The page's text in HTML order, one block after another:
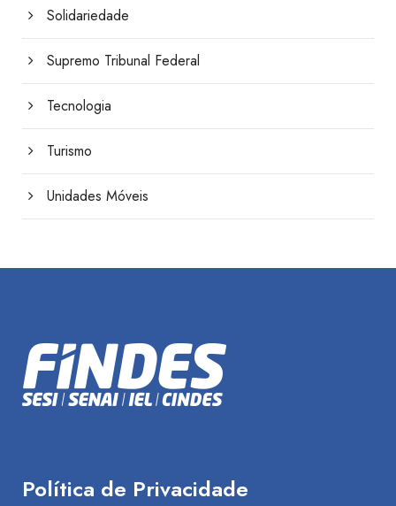
Solidariedade
Supremo Tribunal Federal
Tecnologia
Turismo
Unidades Móveis
Política de Privacidade